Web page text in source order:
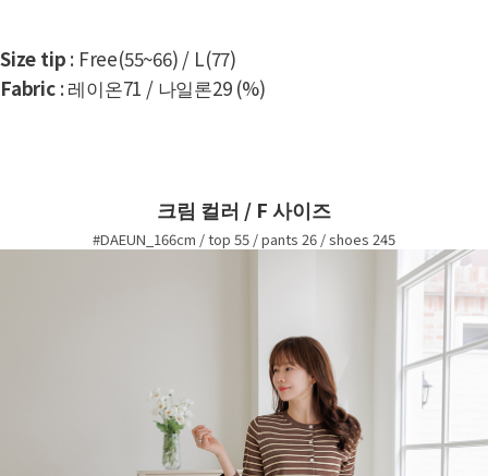
Size tip : Free(55~66) / L(77)
Fabric: 레이온71 / 나일론29 (%)
크림 컬러 / F 사이즈
#DAEUN_166cm / top 55 / pants 26 / shoes 245